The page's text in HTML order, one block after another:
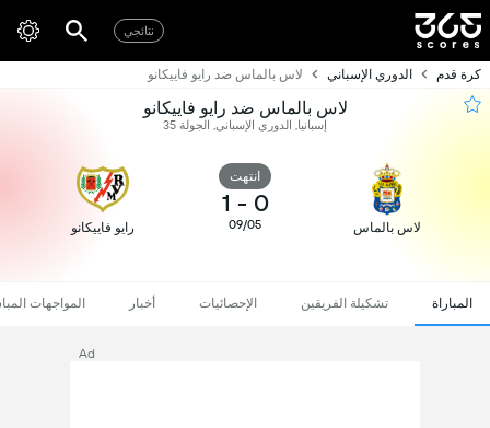
نتائجي
كرة قدم الدوري الإسباني لاس بالماس ضد رايو فاييكانو
لاس بالماس ضد رايو فاييكانو
إسبانيا, الدوري الإسباني, الجولة 35
لاس بالماس
انتهت
0
-
1
09/05 رايو فاييكانو
المباراة تشكيلة الفريقين الإحصائيات أخبار المواجهات
Ad